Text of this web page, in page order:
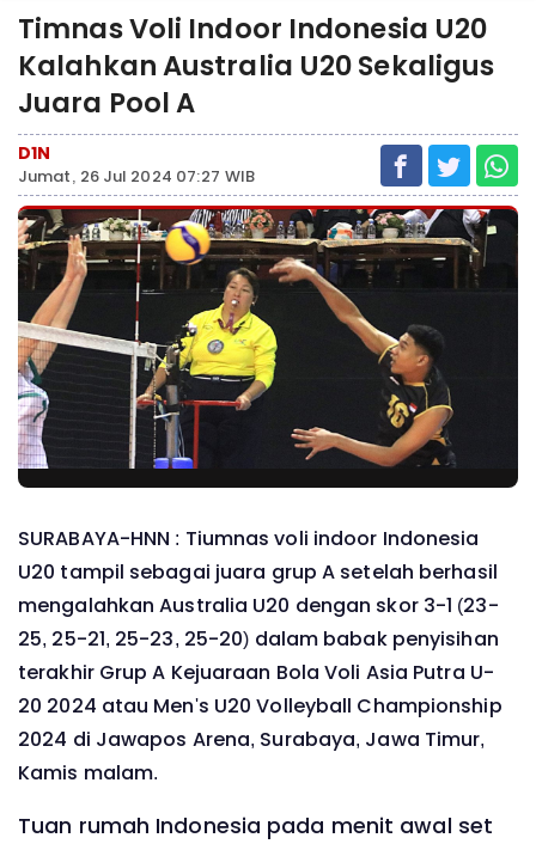
Timnas Voli Indoor Indonesia U20
Kalahkan Australia U20 Sekaligus
Juara Pool A
D1N
Jumat, 26 Jul 2024 07:27 WIB
SURABAYA-HNN : Tiumnas voli indoor Indonesia
U20 tampil sebagai juara grup A setelah berhasil
mengalahkan Australia U20 dengan skor 3-1 (23-
25, 25-21, 25-23, 25-20) dalam babak penyisihan
terakhir Grup A Kejuaraan Bola Voli Asia Putra U-
20 2024 atau Men's U20 Volleyball Championship
2024 di Jawapos Arena, Surabaya, Jawa Timur,
Kamis malam.
Tuan rumah Indonesia pada menit awal set